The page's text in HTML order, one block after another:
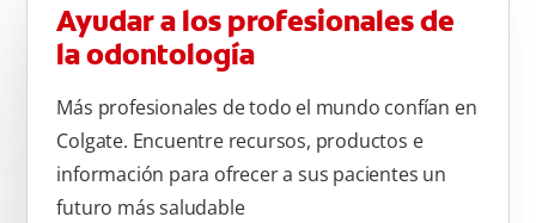
Ayudar a los profesionales de
la odontología
Más profesionales de todo el mundo confían en
Colgate. Encuentre recursos, productos e
información para ofrecer a sus pacientes un
futuro más saludable